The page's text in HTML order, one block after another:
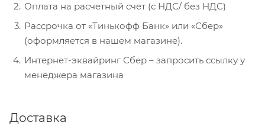
Оплата на расчетный счет (с НДС/ без НДС)
Рассрочка от «Тинькофф Банк» или «Сбер»
(оформляется в нашем магазине).
Интернет-эквайринг Сбер – запросить ссылку у
менеджера магазина
Доставка